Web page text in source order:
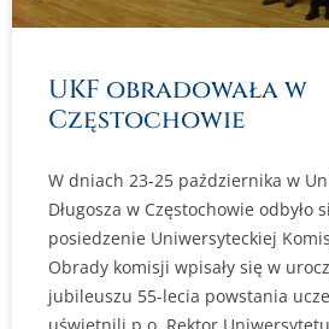
UKF obradowała w
Częstochowie
W dniach 23-25 października w
Długosza w Częstochowie odbyło
posiedzenie Uniwersyteckiej
Obrady komisji wpisały się w
jubileuszu 55-lecia powstania